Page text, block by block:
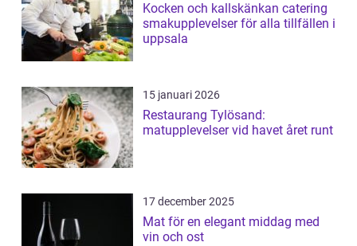
Kocken och kallskänkan catering
smakupplevelser för alla tillfällen i
uppsala
15 januari 2026
Restaurang Tylösand:
matupplevelser vid havet året runt
17 december 2025
Mat för en elegant middag med
vin och ost